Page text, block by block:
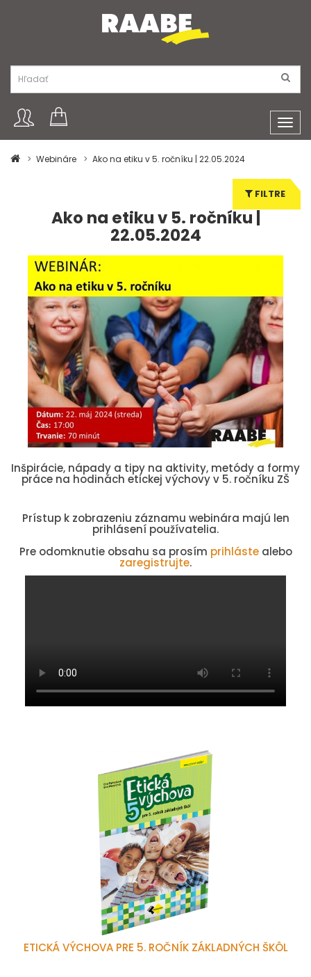
Webináre
Ako na etiku v 5. ročníku | 22.05.2024
FILTRE
Ako na etiku v 5. ročníku |
22.05.2024
Inšpirácie, nápady a tipy na aktivity, metódy a formy
práce na hodinách etickej výchovy v 5. ročníku ZŠ
Prístup k zobrazeniu záznamu webinára majú len
prihlásení používatelia.
Pre odomknutie obsahu sa prosím prihlástealebo
zaregistrujte.
ETICKÁ VÝCHOVA PRE 5. ROČNÍK ZÁKLADNÝCH ŠKÔL